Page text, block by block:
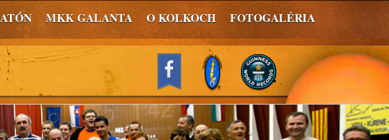
MKK GALANTA O KOLKOCH FOTOGALÉRIA